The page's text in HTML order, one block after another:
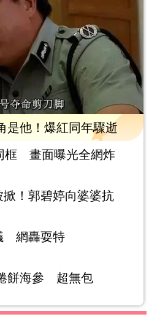
是他！爆紅同年驟逝
框 畫面曝光全網炸
掀！郭碧婷向婆婆抗
網轟耍特
餅海參 超無包